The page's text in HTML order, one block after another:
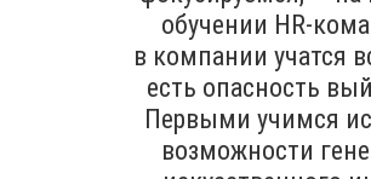
обучении HR-
в компании учатся
есть опасность
Первыми учимся
возможности